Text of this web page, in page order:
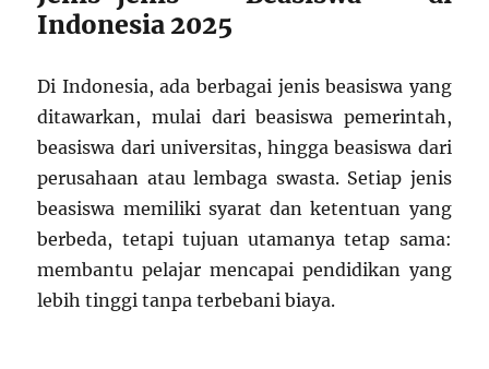
Indonesia 2025
Di Indonesia, ada berbagai jenis beasiswa yang
ditawarkan, mulai dari beasiswa pemerintah,
beasiswa dari universitas, hingga beasiswa dari
perusahaan atau lembaga swasta. Setiap jenis
beasiswa memiliki syarat dan ketentuan yang
berbeda, tetapi tujuan utamanya tetap sama:
membantu pelajar mencapai pendidikan yang
lebih tinggi tanpa terbebani biaya.